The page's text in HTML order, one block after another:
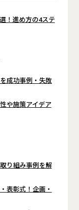
！進め方の4ステ
成功事例・失敗
や施策アイデア
り組み事例を解
表彰式！企画・